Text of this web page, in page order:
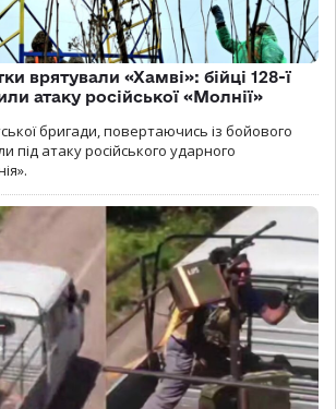
врятували «Хамві»: бійці 128-ї
атаку російської «Молнії»
бригади, повертаючись із бойового
під атаку російського ударного